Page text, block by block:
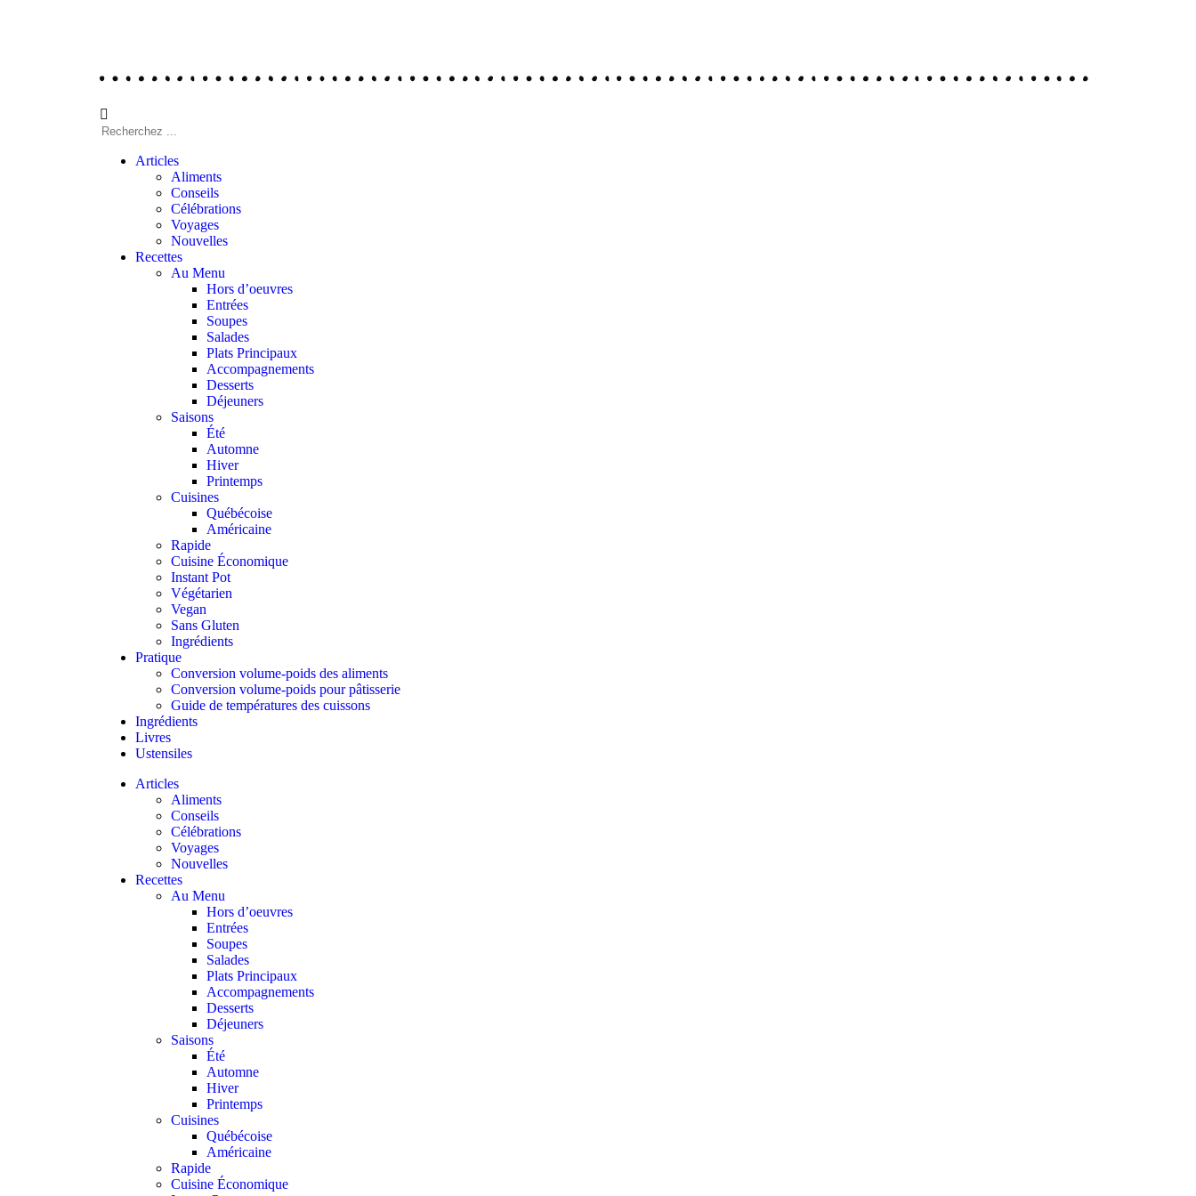
Articles
Aliments
Conseils
Célébrations
Voyages
Nouvelles
Recettes
Au Menu
Hors d’oeuvres
Entrées
Soupes
Salades
Plats Principaux
Accompagnements
Desserts
Déjeuners
Saisons
Été
Automne
Hiver
Printemps
Cuisines
Québécoise
Américaine
Rapide
Cuisine Économique
Instant Pot
Végétarien
Vegan
Sans Gluten
Ingrédients
Pratique
Conversion volume-poids des aliments
Conversion volume-poids pour pâtisserie
Guide de températures des cuissons
Ingrédients
Livres
Ustensiles
Articles
Aliments
Conseils
Célébrations
Voyages
Nouvelles
Recettes
Au Menu
Hors d’oeuvres
Entrées
Soupes
Salades
Plats Principaux
Accompagnements
Desserts
Déjeuners
Saisons
Été
Automne
Hiver
Printemps
Cuisines
Québécoise
Américaine
Rapide
Cuisine Économique